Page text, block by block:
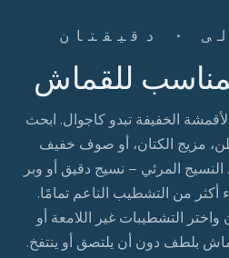
· دقيقتان
للقماش
الخفيفة تبدو كاجوال. ابحث
مزيج الكتان، أو صوف خفيف
نطاق 8-10 أوقية. النسيج المرئي – نسيج دقيق أو وبر
من التشطيب الناعم تمامًا.
التشطيبات غير اللامعة أو
بلطف دون أن يلتصق أو ينتفخ.